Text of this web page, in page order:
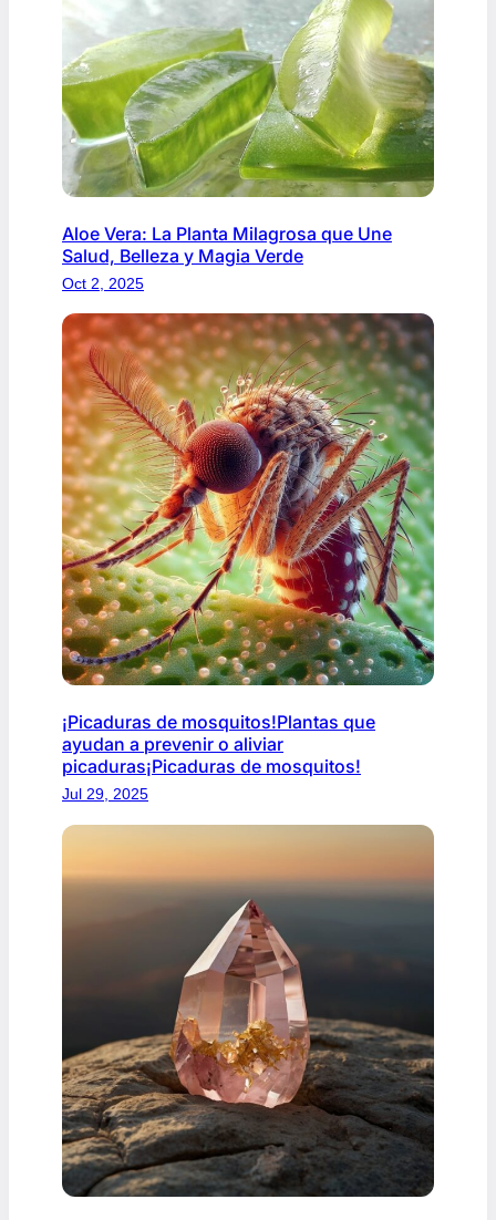
Aloe Vera: La Planta Milagrosa que Une
Salud, Belleza y Magia Verde
Oct 2, 2025
¡Picaduras de mosquitos!Plantas que
ayudan a prevenir o aliviar
picaduras¡Picaduras de mosquitos!
Jul 29, 2025